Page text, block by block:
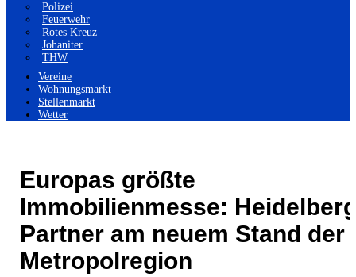
Polizei
Feuerwehr
Rotes Kreuz
Johaniter
THW
Vereine
Wohnungsmarkt
Stellenmarkt
Wetter
Europas größte
Immobilienmesse:
Partner am neuem Stand der
Metropolregion